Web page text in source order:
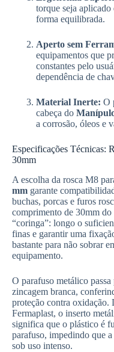
torque seja aplicado
forma equilibrada.
Aperto sem
equipamentos que
constantes pelo
dependência de
Material Inerte: O
cabeça do
a corrosão, óleos e
Especificações Técnicas:
30mm
A escolha da rosca M8
mm garante
buchas, porcas e furos
comprimento de 30mm do
“coringa”: longo o
finas e garantir uma
bastante para não sobrar
equipamento.
O parafuso metálico
zincagem branca,
proteção contra oxidação.
Fermaplast, o inserto
significa que o plástico é
parafuso, impedindo que
sob uso intenso.